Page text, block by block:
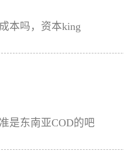
本吗，资本king
是东南亚COD的吧